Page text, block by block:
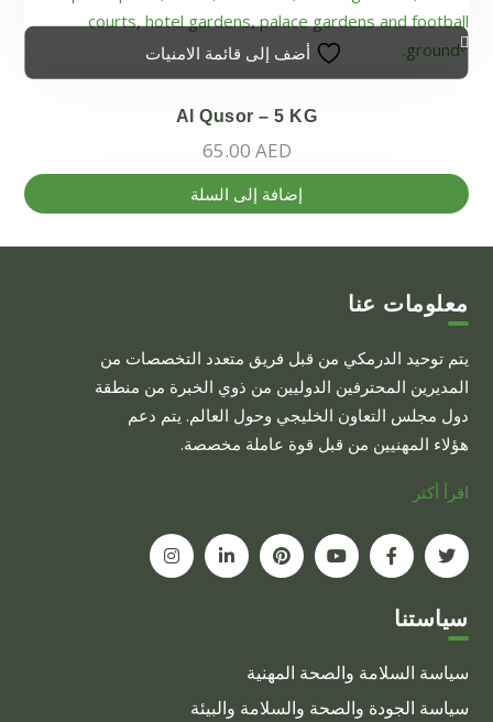
Al Qusor – 5 KG
65.00 AED
إضافة إلى السلة
أضف إلى قائمة الامنيات
معلومات عنا
يتم توحيد الدرمكي من قبل فريق متعدد التخصصات من
المديرين المحترفين الدوليين من ذوي الخبرة من منطقة
دول مجلس التعاون الخليجي وحول العالم. يتم دعم
هؤلاء المهنيين من قبل قوة عاملة مخصصة.
اقرأ أكثر
سياستنا
سياسة السلامة والصحة المهنية
سياسة الجودة والصحة والسلامة والبيئة